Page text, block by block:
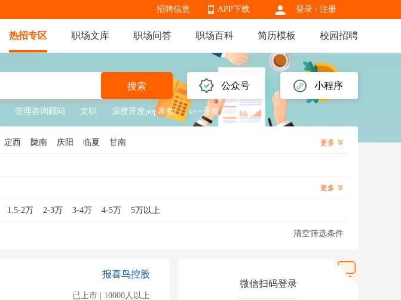
登录 / 注册
APP下载
APP下载
招聘信息
热招专区 职场文库 职场问答 职场百科 简历模板 校园招聘
公众号 小程序
搜索
管理咨询顾问 文职 深度开发pop家教 c++开发
定西 陇南 庆阳 临夏 甘南 更多
更多
1.5-2万 2-3万 3-4万 4-5万 5万以上
清空筛选条件
报喜鸟控股
已上市 | 10000人以上
微信扫码登录